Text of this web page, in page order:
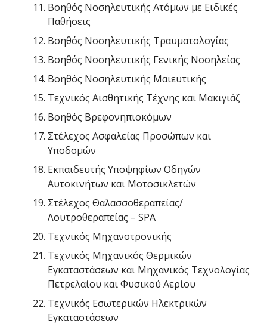
Βοηθός Νοσηλευτικής Ατόμων με Ειδικές
Παθήσεις
Βοηθός Νοσηλευτικής Τραυματολογίας
Βοηθός Νοσηλευτικής Γενικής Νοσηλείας
Βοηθός Νοσηλευτικής Μαιευτικής
Τεχνικός Αισθητικής Τέχνης και Μακιγιάζ
Βοηθός Βρεφονηπιοκόμων
Στέλεχος Ασφαλείας Προσώπων και
Υποδομών
Εκπαιδευτής Υποψηφίων Οδηγών
Αυτοκινήτων και Μοτοσικλετών
Στέλεχος Θαλασσοθεραπείας/
Λουτροθεραπείας – SPA
Τεχνικός Μηχανοτρονικής
Τεχνικός Μηχανικός Θερμικών
Εγκαταστάσεων και Μηχανικός Τεχνολογίας
Πετρελαίου και Φυσικού Αερίου
Τεχνικός Εσωτερικών Ηλεκτρικών
Εγκαταστάσεων